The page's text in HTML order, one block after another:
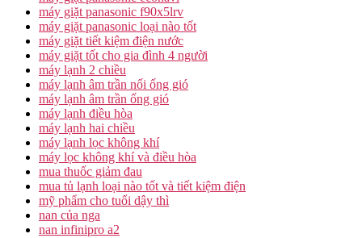
máy giặt panasonic f90x5lrv
máy giặt panasonic loại nào tốt
máy giặt tiết kiệm điện nước
máy giặt tốt cho gia đình 4 người
máy lạnh 2 chiều
máy lạnh âm trần nối ống gió
máy lạnh âm trần ống gió
máy lạnh điều hòa
máy lạnh hai chiều
máy lạnh lọc không khí
máy lọc không khí và điều hòa
mua thuốc giảm đau
mua tủ lạnh loại nào tốt và tiết kiệm điện
mỹ phẩm cho tuổi dậy thì
nan của nga
nan infinipro a2